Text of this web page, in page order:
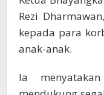
Rezi
kepada para
anak-anak.
Ia